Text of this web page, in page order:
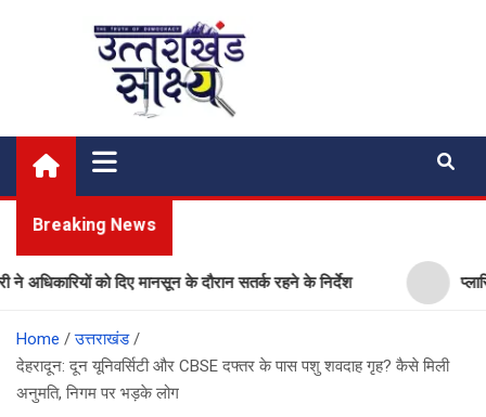
Uttarakhand Shakshya
My News Portal
Breaking News
को दिए मानसून के दौरान सतर्क रहने के निर्देश प्लास्टिक मुक्त
Home
उत्तराखंड
देहरादून: दून यूनिवर्सिटी और CBSE दफ्तर के पास पशु शवदाह गृह? कैसे मिली
अनुमति, निगम पर भड़के लोग